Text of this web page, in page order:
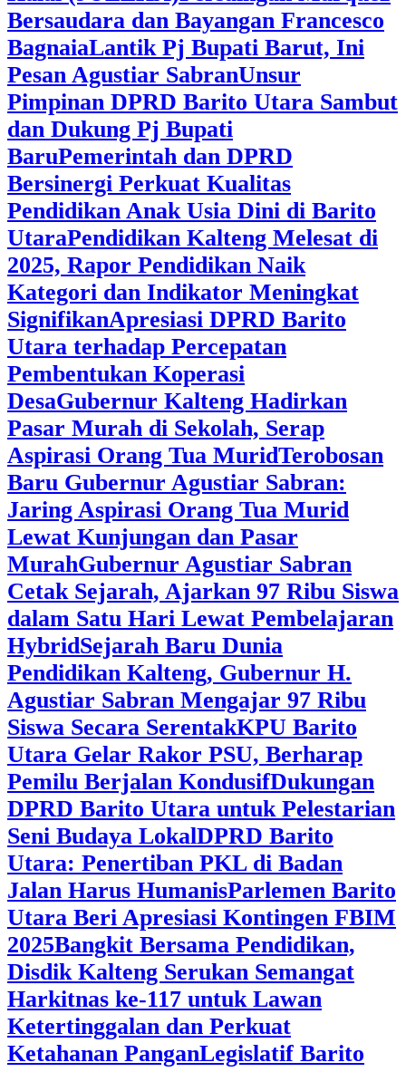
Bersaudara dan Bayangan Francesco
BagnaiaLantik Pj Bupati Barut, Ini
Pesan Agustiar SabranUnsur
Pimpinan DPRD Barito Utara Sambut
dan Dukung Pj Bupati
BaruPemerintah dan DPRD
Bersinergi Perkuat Kualitas
Pendidikan Anak Usia Dini di Barito
Utara‎Pendidikan Kalteng Melesat di
2025, Rapor Pendidikan Naik
Kategori dan Indikator Meningkat
SignifikanApresiasi DPRD Barito
Utara terhadap Percepatan
Pembentukan Koperasi
Desa‎Gubernur Kalteng Hadirkan
Pasar Murah di Sekolah, Serap
Aspirasi Orang Tua Murid‎Terobosan
Baru Gubernur Agustiar Sabran:
Jaring Aspirasi Orang Tua Murid
Lewat Kunjungan dan Pasar
MurahGubernur Agustiar Sabran
Cetak Sejarah, Ajarkan 97 Ribu Siswa
dalam Satu Hari Lewat Pembelajaran
HybridSejarah Baru Dunia
Pendidikan Kalteng, Gubernur H.
Agustiar Sabran Mengajar 97 Ribu
Siswa Secara SerentakKPU Barito
Utara Gelar Rakor PSU, Berharap
Pemilu Berjalan KondusifDukungan
DPRD Barito Utara untuk Pelestarian
Seni Budaya LokalDPRD Barito
Utara: Penertiban PKL di Badan
Jalan Harus HumanisParlemen Barito
Utara Beri Apresiasi Kontingen FBIM
2025‎Bangkit Bersama Pendidikan,
Disdik Kalteng Serukan Semangat
Harkitnas ke-117 untuk Lawan
Ketertinggalan dan Perkuat
Ketahanan PanganLegislatif Barito